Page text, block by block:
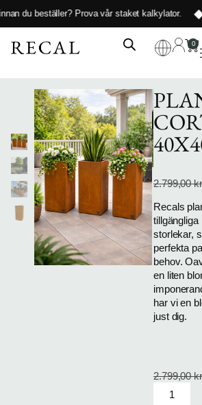
du beställer?Prova vår staket kalkylator.
0
2.799,00kr
Recals
tillgängliga
storlekar,
perfekta
behov.
en liten
har vi en
just dig.
2.799,00kr